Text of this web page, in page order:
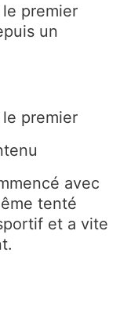
premier
un
premier
avec
tenté
et a vite